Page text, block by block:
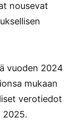
nousevat
vuoden 2024
mukaan
verotiedot
2025.